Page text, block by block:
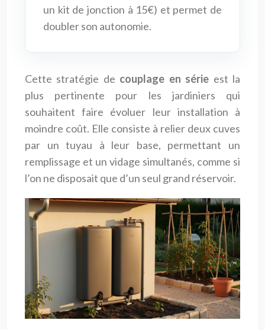
un kit de jonction à 15€) et permet de
doubler son autonomie.
Cette stratégie de couplage en série est la
plus pertinente pour les jardiniers qui
souhaitent faire évoluer leur installation à
moindre coût. Elle consiste à relier deux cuves
par un tuyau à leur base, permettant un
remplissage et un vidage simultanés, comme si
l’on ne disposait que d’un seul grand réservoir.